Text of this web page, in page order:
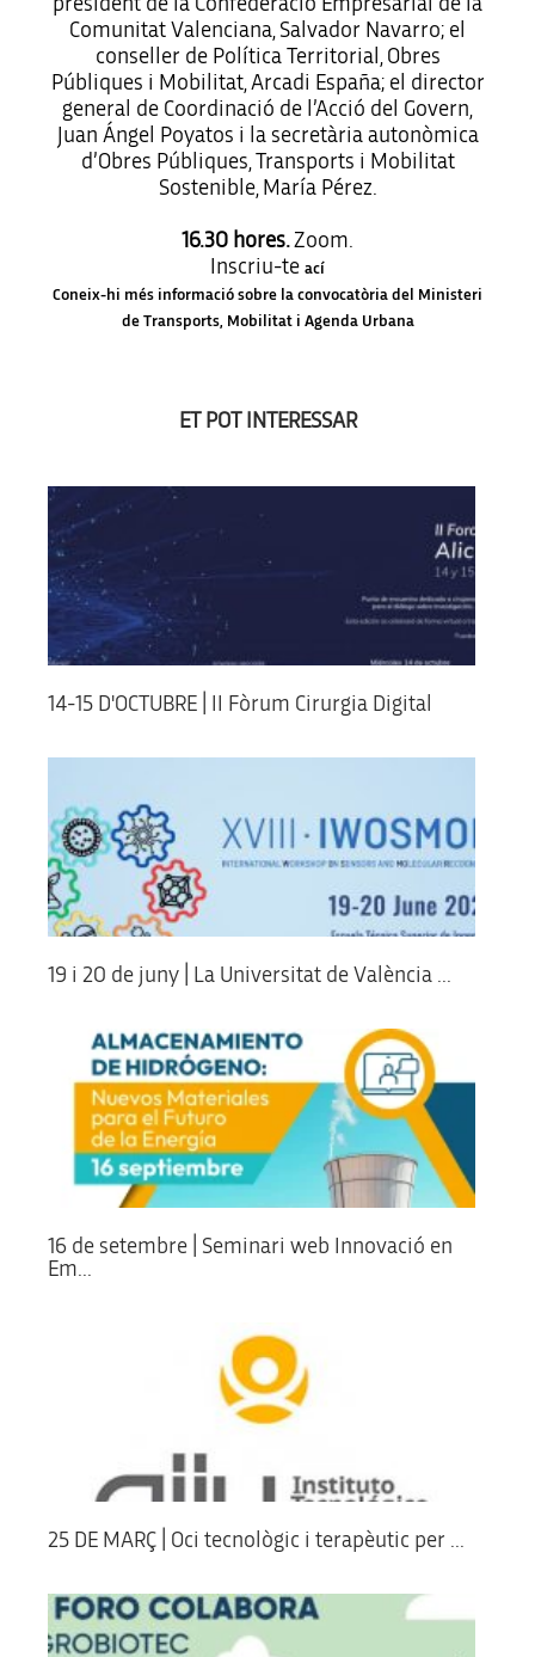
Comunitat Valenciana, Salvador Navarro; el
conseller de Política Territorial, Obres
Públiques i Mobilitat, Arcadi España; el director
general de Coordinació de l’Acció del Govern,
Juan Ángel Poyatos i la secretària autonòmica
d’Obres Públiques, Transports i Mobilitat
Sostenible, María Pérez.
16.30 hores.Zoom.
Inscriu-te ací
Coneix-hi més informació sobre la convocatòria del Ministeri
de Transports, Mobilitat i Agenda Urbana
ET POT INTERESSAR
14-15 D'OCTUBRE | II Fòrum Cirurgia Digital
19 i 20 de juny | La Universitat de València ...
16 de setembre | Seminari web Innovació en
Em...
25 DE MARÇ | Oci tecnològic i terapèutic per ...